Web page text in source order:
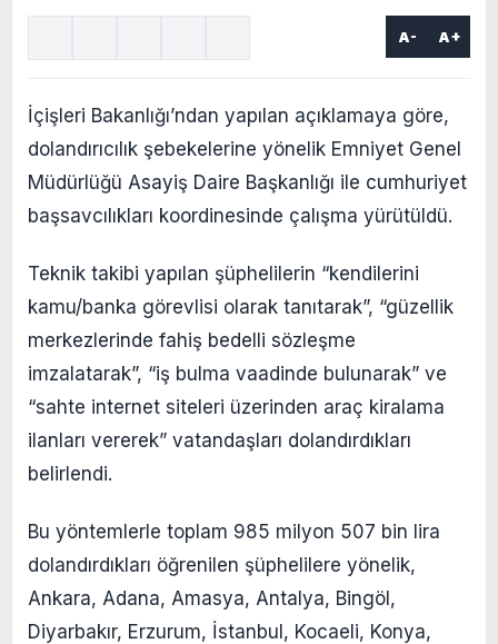
A- A+
İçişleri Bakanlığı’ndan yapılan açıklamaya göre,
dolandırıcılık şebekelerine yönelik Emniyet Genel
Müdürlüğü Asayiş Daire Başkanlığı ile cumhuriyet
başsavcılıkları koordinesinde çalışma yürütüldü.
Teknik takibi yapılan şüphelilerin “kendilerini
kamu/banka görevlisi olarak tanıtarak”, “güzellik
merkezlerinde fahiş bedelli sözleşme
imzalatarak”, “iş bulma vaadinde bulunarak” ve
“sahte internet siteleri üzerinden araç kiralama
ilanları vererek” vatandaşları dolandırdıkları
belirlendi.
Bu yöntemlerle toplam 985 milyon 507 bin lira
dolandırdıkları öğrenilen şüphelilere yönelik,
Ankara, Adana, Amasya, Antalya, Bingöl,
Diyarbakır, Erzurum, İstanbul, Kocaeli, Konya,